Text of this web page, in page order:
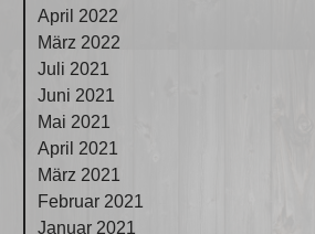
April 2022
März 2022
Juli 2021
Juni 2021
Mai 2021
April 2021
März 2021
Februar 2021
Januar 2021